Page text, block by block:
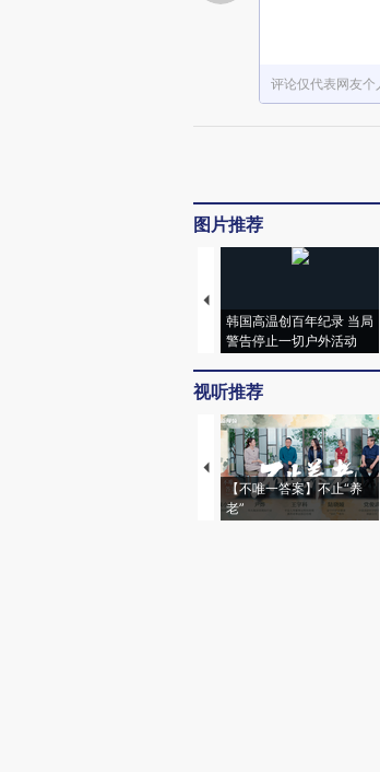
评论仅代表网友个
图片推荐
韩国高温创百年纪录 当局
警告停止一切户外活动
视听推荐
【不唯一答案】不止“养
老”